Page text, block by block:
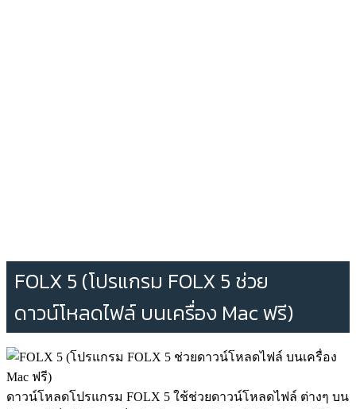
FOLX 5 (โปรแกรม FOLX 5 ช่วย
ดาวน์โหลดไฟล์ บนเครื่อง Mac ฟรี)
ดาวน์โหลดโปรแกรม FOLX 5 ใช้ช่วยดาวน์โหลดไฟล์ ต่างๆ บน